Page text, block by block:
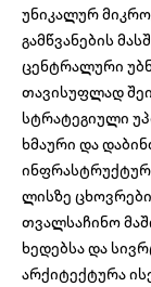
უნიკალურ
გამწვანების
ცენტრალური
თავისუფლად
სტრატეგიული
ხმაური და
ლისზე
თვალსაჩინო
ხედებსა და
არქიტექტურა